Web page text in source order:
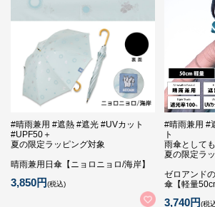
#晴雨兼用 #遮熱 #遮光 #UVカット
#UPF50＋
夏の限定ラッピング対象
晴雨兼用日傘【ニョロニョロ/海岸】
3,850円(税込)
#晴雨兼用 #
ト
雨傘として
夏の限定ラ
ゼロアンド
傘【軽量
3,740円(税